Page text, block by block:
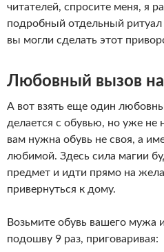
читателей, спросите меня, я
подробный отдельный ритуал
вы могли сделать этот
Любовный вызов на
А вот взять еще один
делается с обувью, но уже не
вам нужна обувь не своя, а
любимой. Здесь сила магии
предмет и идти прямо на
привернуться к дому.
Возьмите обувь вашего мужа
подошву 9 раз, приговаривая: